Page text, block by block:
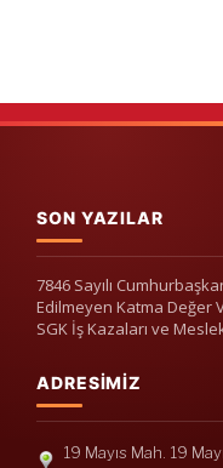
SON YAZILAR
7846 Sayılı
Edilmeyen Katma Değer
SGK İş Kazaları ve
ADRESIMIZ
19 Mayıs Mah. 19